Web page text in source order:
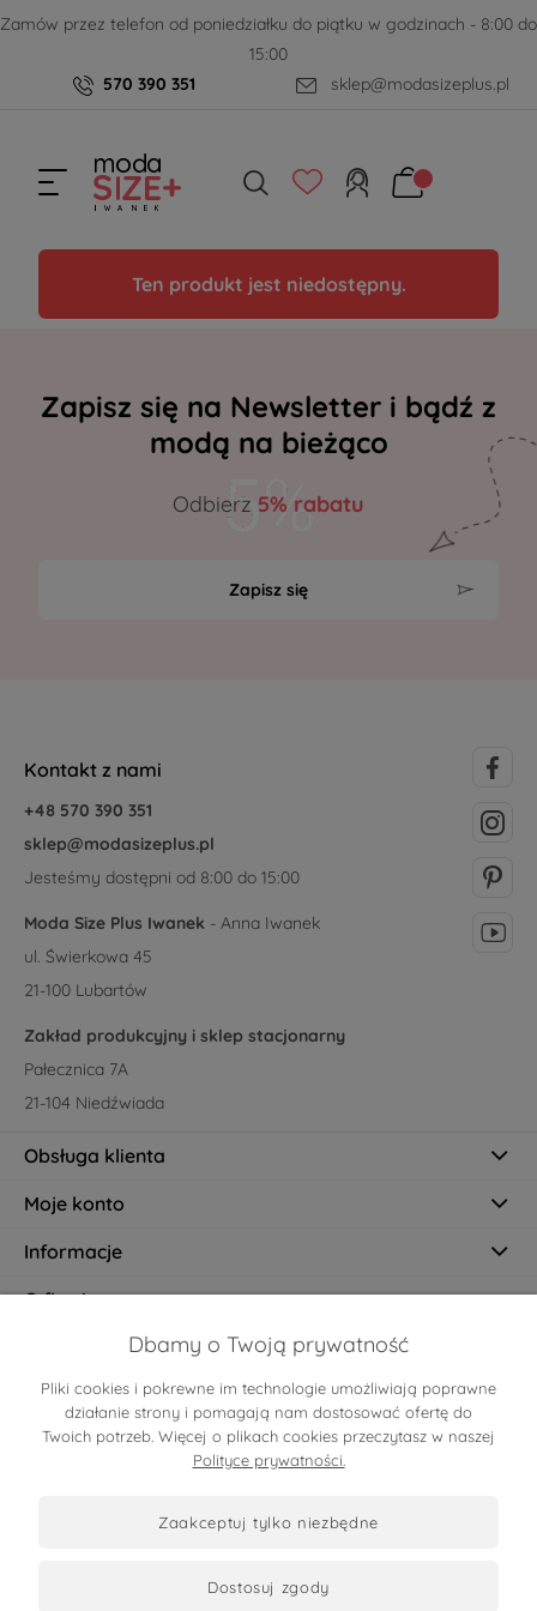
Zamów przez telefon od poniedziałku do piątku w godzinach - 8:00 do
15:00
570 390 351
sklep@modasizeplus.pl
Ten produkt jest niedostępny.
Zapisz się na Newsletter i bądź z
modą na bieżąco
Odbierz 5% rabatu
Zapisz się
Kontakt z nami
+48 570 390 351
sklep@modasizeplus.pl
Jesteśmy dostępni od 8:00 do 15:00
Moda Size Plus Iwanek - Anna Iwanek
ul. Świerkowa 45
21-100 Lubartów
Zakład produkcyjny i sklep stacjonarny
Pałecznica 7A
21-104 Niedźwiada
Obsługa klienta
Moje konto
Informacje
O firmie
Certyfikaty
Dbamy o Twoją prywatność
Pliki cookies i pokrewne im technologie umożliwiają poprawne
działanie strony i pomagają nam dostosować ofertę do
Twoich potrzeb. Więcej o plikach cookies przeczytasz w naszej
Polityce prywatności.
zaakceptuj tylko niezbędne
dostosuj zgody